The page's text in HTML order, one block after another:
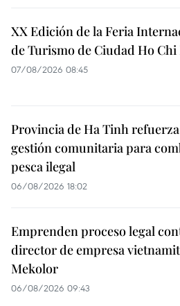
XX Edición de la Feria
de Turismo de Ciudad Ho
07/08/2026 08:45
Provincia de Ha Tinh
gestión comunitaria para
pesca ilegal
06/08/2026 18:02
Emprenden proceso legal
director de empresa
Mekolor
06/08/2026 09:43